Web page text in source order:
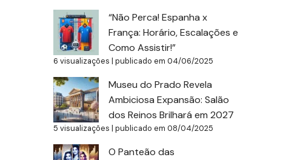
“Não Perca! Espanha x
França: Horário, Escalações e
Como Assistir!”
6 visualizações | publicado em 04/06/2025
Museu do Prado Revela
Ambiciosa Expansão: Salão
dos Reinos Brilhará em 2027
5 visualizações | publicado em 08/04/2025
O Panteão das